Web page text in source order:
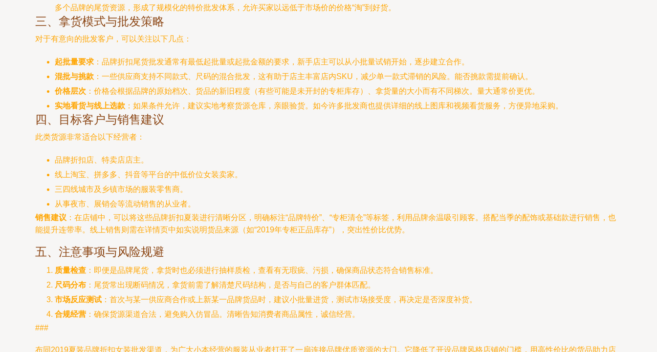
多个品牌的尾货资源，形成了规模化的特价批发体系，允许买家以远低于市场价的价格“淘”到好货。
三、拿货模式与批发策略
对于有意向的批发客户，可以关注以下几点：
起批量要求 ：品牌折扣尾货批发通常有最低起批量或起批金额的要求，新手店主可以从小批量试销开始，逐步建立合作。
混批与挑款 ：一些供应商支持不同款式、尺码的混合批发，这有助于店主丰富店内SKU，减少单一款式滞销的风险。能否挑款需提前确认。
价格层次 ：价格会根据品牌的原始档次、货品的新旧程度（有些可能是未开封的专柜库存）、拿货量的大小而有不同梯次。量大通常价更优。
实地看货与线上选款 ：如果条件允许，建议实地考察货源仓库，亲眼验货。如今许多批发商也提供详细的线上图库和视频看货服务，方便异地采购。
四、目标客户与销售建议
此类货源非常适合以下经营者：
品牌折扣店、特卖店店主。
线上淘宝、拼多多、抖音等平台的中低价位女装卖家。
三四线城市及乡镇市场的服装零售商。
从事夜市、展销会等流动销售的从业者。
销售建议 ：在店铺中，可以将这些品牌折扣夏装进行清晰分区，明确标注“品牌特价”、“专柜清仓”等标签，利用品牌余温吸引顾客。搭配当季的配饰或基础款进行销售，也
能提升连带率。线上销售则需在详情页中如实说明货品来源（如“2019年专柜正品库存”），突出性价比优势。
五、注意事项与风险规避
质量检查 ：即便是品牌尾货，拿货时也必须进行抽样质检，查看有无瑕疵、污损，确保商品状态符合销售标准。
尺码分布 ：尾货常出现断码情况，拿货前需了解清楚尺码结构，是否与自己的客户群体匹配。
市场反应测试 ：首次与某一供应商合作或上新某一品牌货品时，建议小批量进货，测试市场接受度，再决定是否深度补货。
合规经营 ：确保货源渠道合法，避免购入仿冒品。清晰告知消费者商品属性，诚信经营。
###
布同2019夏装品牌折扣女装批发渠道，为广大小本经营的服装从业者打开了一扇连接品牌优质资源的大门。它降低了开设品牌风格店铺的门槛，用高性价比的货品助力店